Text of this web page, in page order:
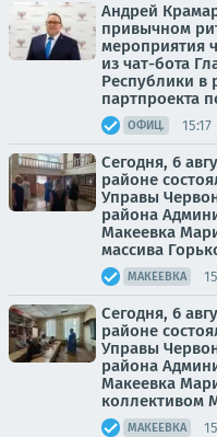
Андрей
привычном
мероприятия
из чат-бота
Республики в
партпроекта
ОФИЦ. 15:17
Сегодня, 6
районе
Управы
района
Макеевка
массива
МАКЕЕВКА
Сегодня, 6
районе
Управы
района
Макеевка
коллективом
МАКЕЕВКА